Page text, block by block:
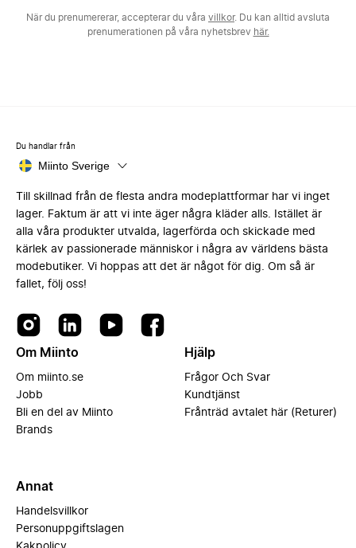
När du prenumererar, accepterar du våra villkor. Du kan alltid avsluta
prenumerationen på våra nyhetsbrev här.
Du handlar från
Miinto Sverige
Till skillnad från de flesta andra modeplattformar har vi inget
lager. Faktum är att vi inte äger några kläder alls. Istället är
alla våra produkter utvalda, lagerförda och skickade med
kärlek av passionerade människor i några av världens bästa
modebutiker. Vi hoppas att det är något för dig. Om så är
fallet, följ oss!
Om Miinto
Om miinto.se
Jobb
Bli en del av Miinto
Brands
Hjälp
Frågor Och Svar
Kundtjänst
Frånträd avtalet här (Returer)
Annat
Handelsvillkor
Personuppgiftslagen